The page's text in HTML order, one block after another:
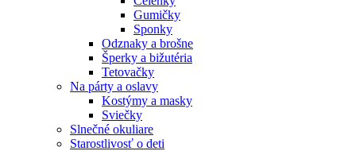
Gumičky
Sponky
Odznaky a brošne
Šperky a bižutéria
Tetovačky
Na párty a oslavy
Kostýmy a masky
Sviečky
Slnečné okuliare
Starostlivosť o deti